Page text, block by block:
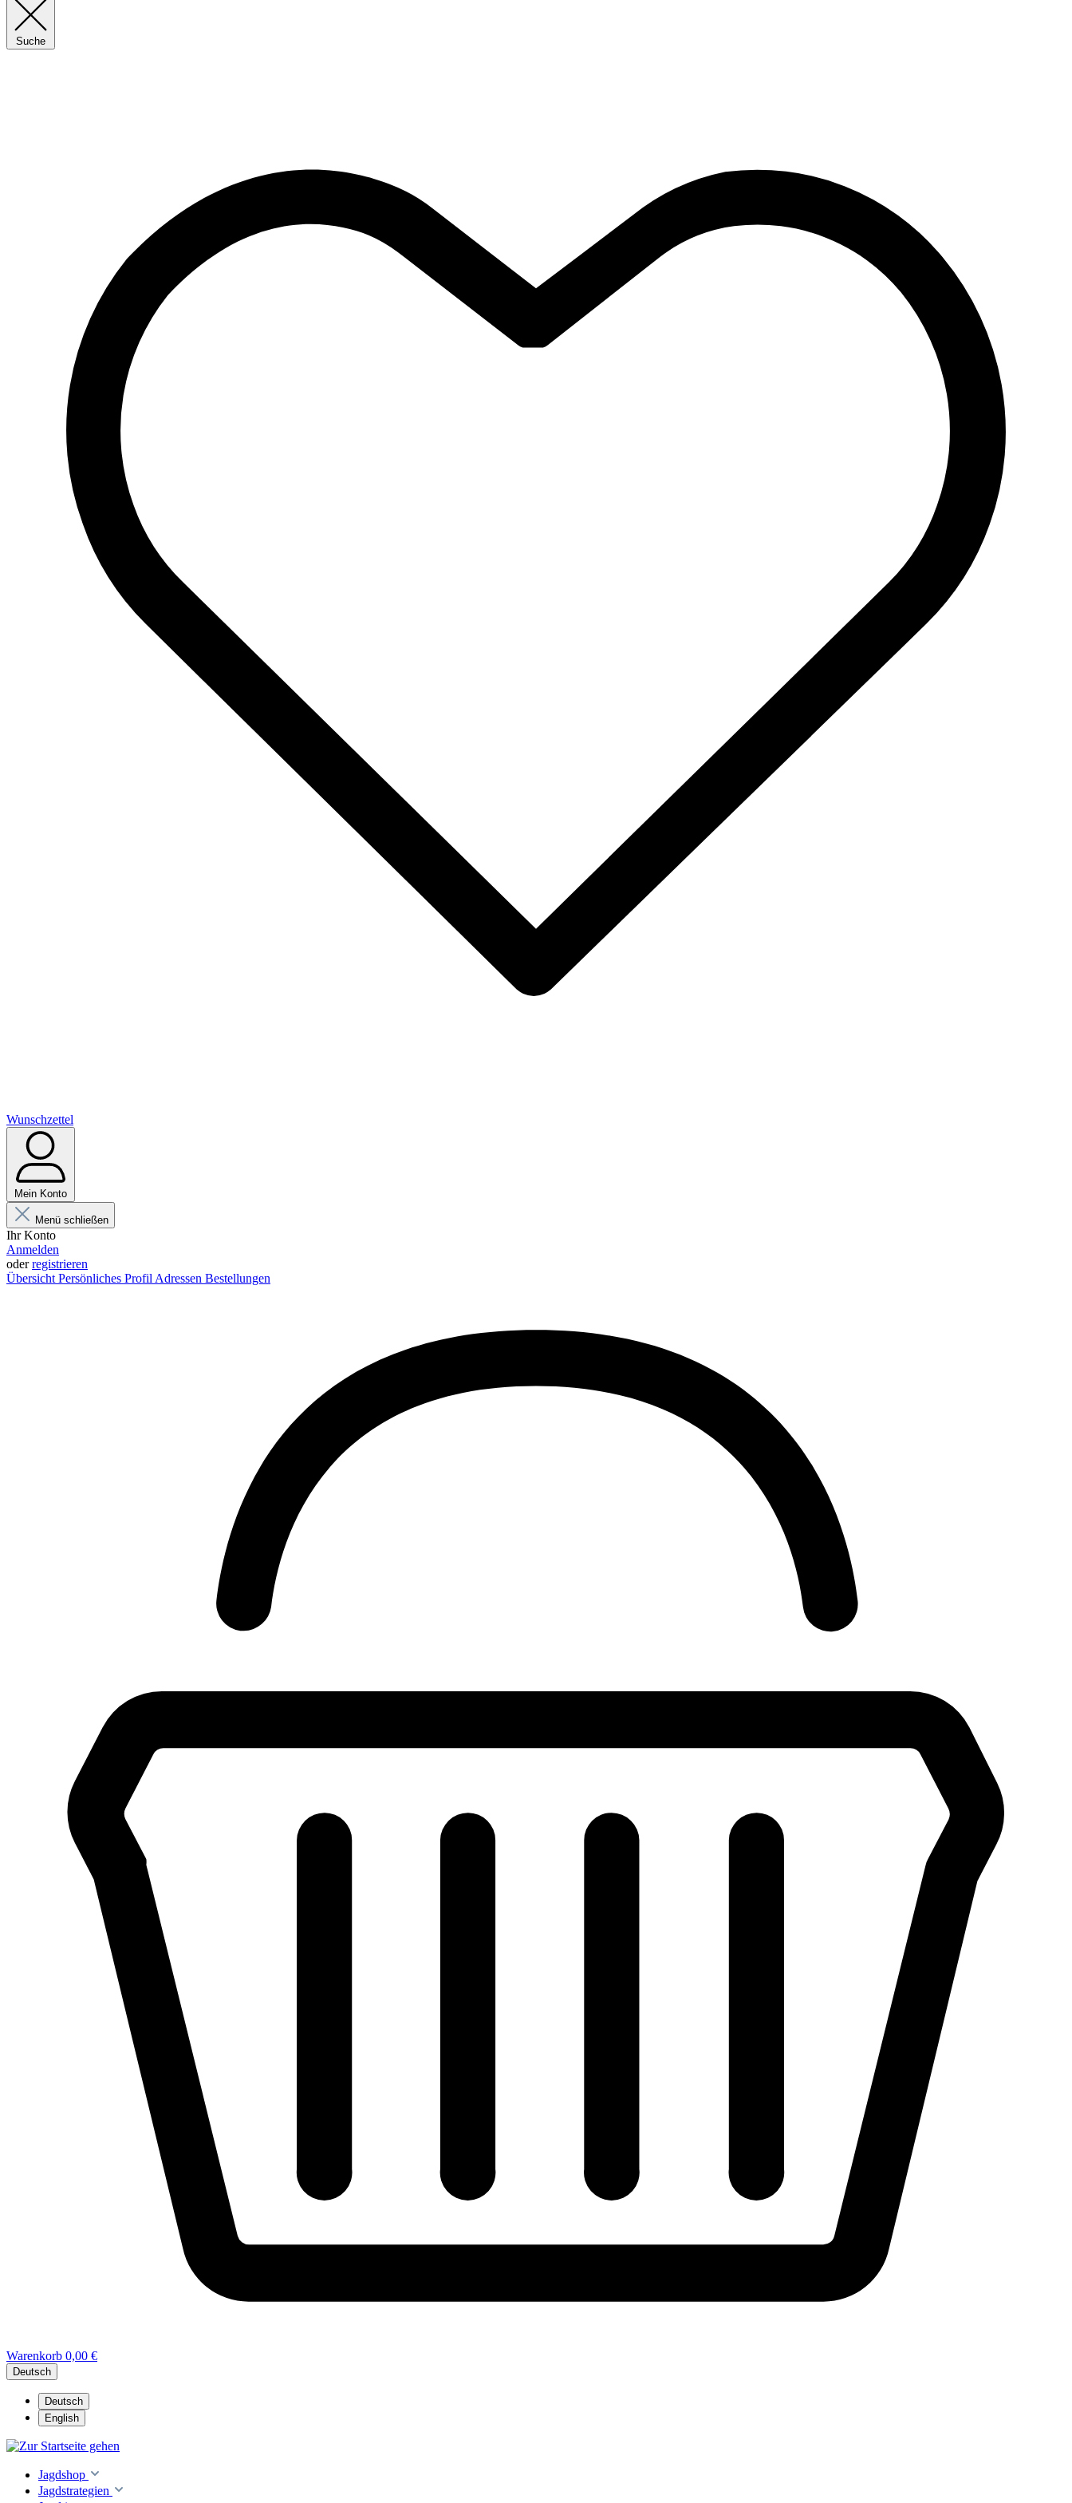
Suche
Wunschzettel
Mein Konto
Menü schließen
Ihr Konto
Anmelden
oderregistrieren
Übersicht Persönliches Profil Adressen Bestellungen
Warenkorb 0,00 €
Deutsch
Deutsch
English
Jagdshop
Jagdstrategien